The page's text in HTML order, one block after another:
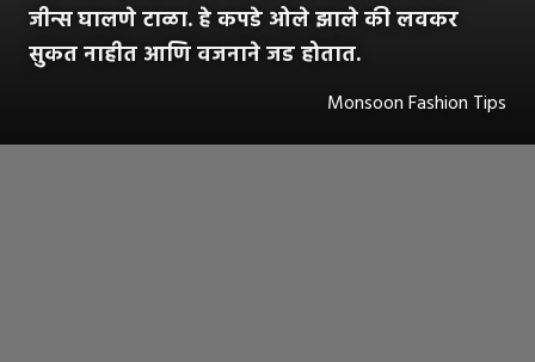
जीन्स घालणे टाळा. हे कपडे ओले झाले की लवकर
सुकत नाहीत आणि वजनाने जड होतात.
Monsoon Fashion Tips